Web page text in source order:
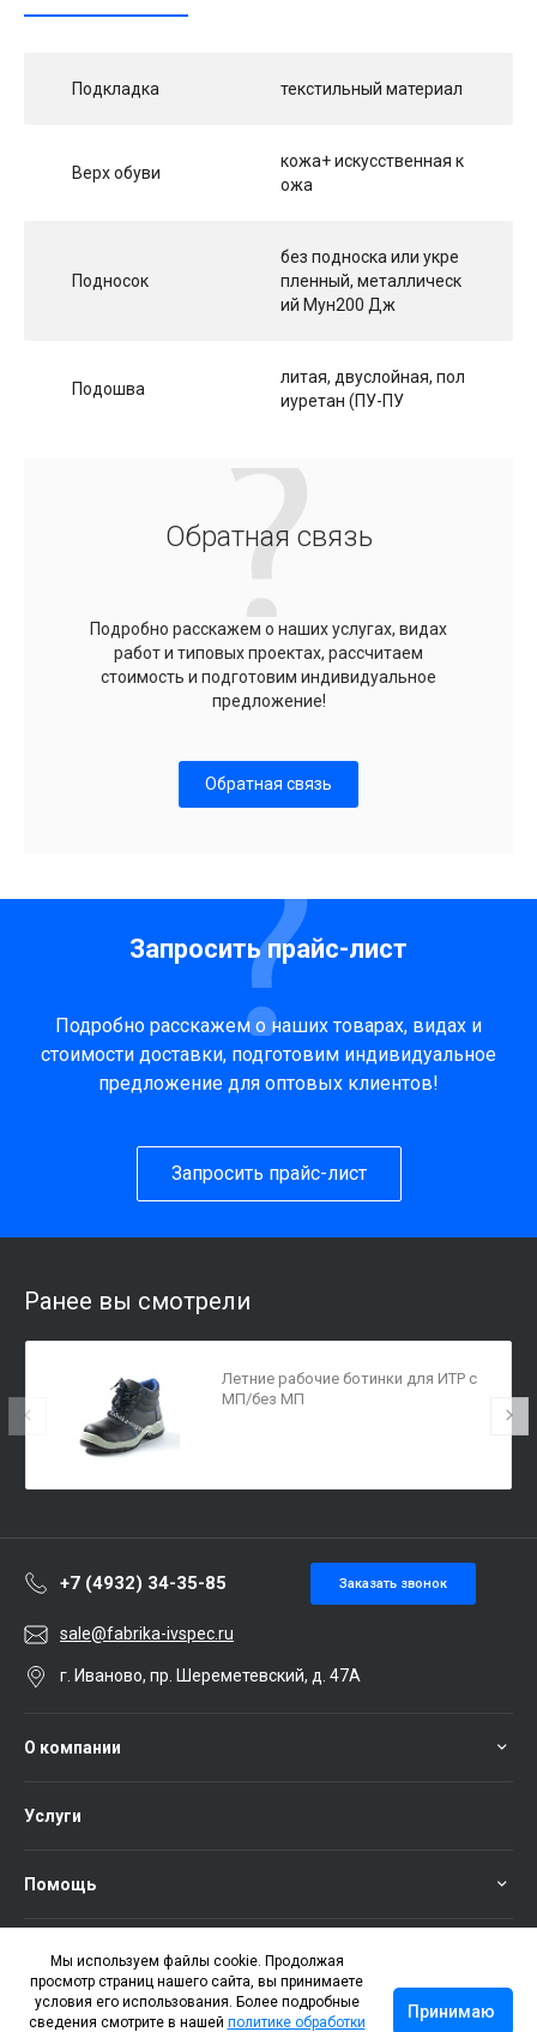
Подкладка текстильный материал
Верх обуви
кожа+ искусственная к
ожа
Подносок
без подноска или укре
пленный, металлическ
ий Мун200 Дж
Подошва
литая, двуслойная, пол
иуретан (ПУ-ПУ
Обратная связь
Подробно расскажем о наших услугах, видах
работ и типовых проектах, рассчитаем
стоимость и подготовим индивидуальное
предложение!
Обратная связь
Запросить прайс-лист
Подробно расскажем о наших товарах, видах и
стоимости доставки, подготовим индивидуальное
предложение для оптовых клиентов!
Запросить прайс-лист
Ранее вы смотрели
Летние рабочие ботинки для ИТР с
МП/без МП
+7 (4932) 34-35-85 Заказать звонок
sale@fabrika-ivspec.ru
г. Иваново, пр. Шереметевский, д. 47А
О компании
Услуги
Помощь
Мы используем файлы cookie. Продолжая
просмотр страниц нашего сайта, вы принимаете
условия его использования. Более подробные
сведения смотрите в нашей политике обработки
Принимаю